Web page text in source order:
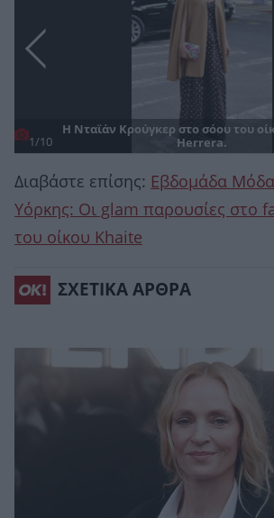
Η Νταϊάν Κρούγκερ στο σόου του
Herrera.
1/10
Διαβάστε επίσης: Εβδομάδα
Υόρκης: Οι glam παρουσίες στο
του οίκου Khaite
ΣΧΕΤΙΚΑ ΑΡΘΡΑ